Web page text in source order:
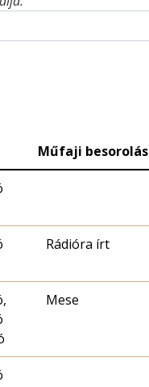
Műfaji besorolás
Rádióra írt
Mese